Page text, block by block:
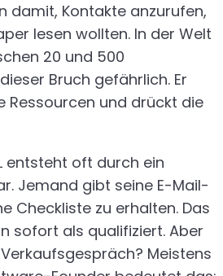
damit, Kontakte anzurufen,
lesen wollten. In der Welt
20 und 500
Bruch gefährlich. Er
Ressourcen und drückt die
entsteht oft durch ein
Jemand gibt seine E-Mail-
Checkliste zu erhalten. Das
sofort als qualifiziert. Aber
Meistens